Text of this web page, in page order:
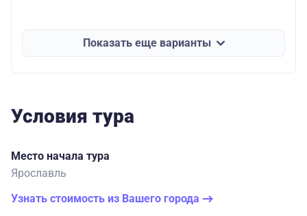
Показать еще варианты
Условия тура
Место начала тура
Ярославль
Узнать стоимость из Вашего города